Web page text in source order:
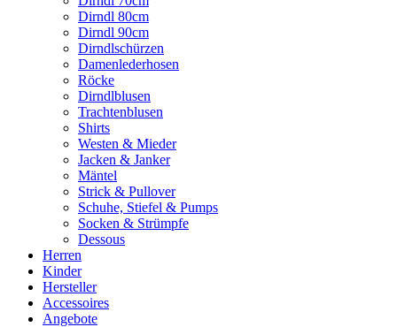
Dirndl 80cm
Dirndl 90cm
Dirndlschürzen
Damenlederhosen
Röcke
Dirndlblusen
Trachtenblusen
Shirts
Westen & Mieder
Jacken & Janker
Mäntel
Strick & Pullover
Schuhe, Stiefel & Pumps
Socken & Strümpfe
Dessous
Herren
Kinder
Hersteller
Accessoires
Angebote